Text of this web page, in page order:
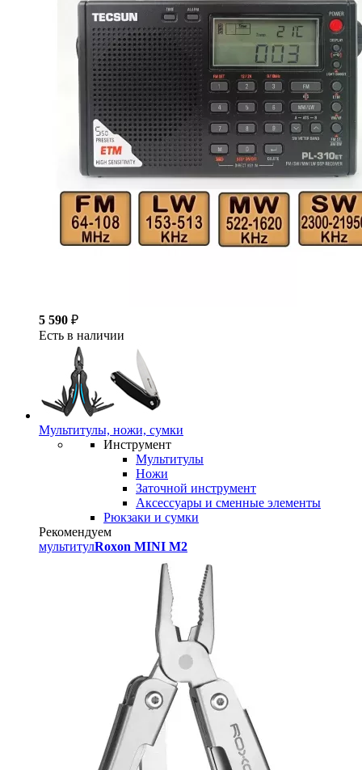
5 590 ₽
Есть в наличии
Мультитулы, ножи, сумки
Инструмент
Мультитулы
Ножи
Заточной инструмент
Аксессуары и сменные элементы
Рюкзаки и сумки
Рекомендуем
мультитулRoxon MINI M2